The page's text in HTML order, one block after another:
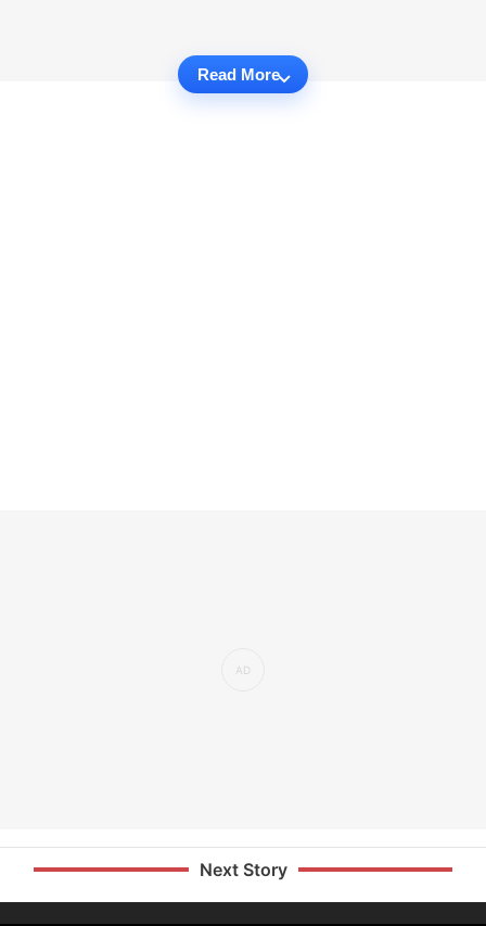
Read More
Next Story